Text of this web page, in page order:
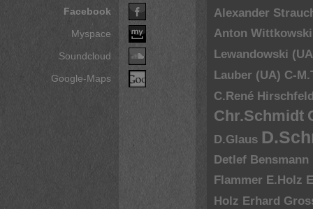
Facebook
Myspace
Soundcloud
Google-Maps
Alexander
Anton
Lewandowski
Lauber (UA) C-
C.René
Chr.Schmidt
D.Glaus
Detlef Bensmann
Flammer E.Holz
Holz Erhard